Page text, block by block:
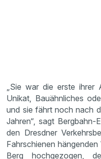
„Sie war die erste
Unikat, Bauähnliches
und sie fährt noch nach
Jahren“, sagt
den Dresdner
Fahrschienen
Berg hochgezogen,